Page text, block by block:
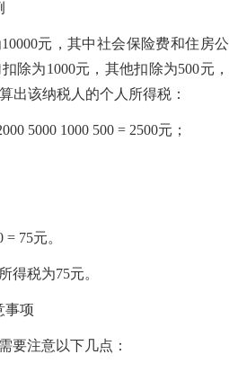
元，其中社会保险费和住房公
除为1000元，其他扣除为500元，
出该纳税人的个人所得税：
5000 1000 500 = 2500元；
75元。
得税为75元。
事项
要注意以下几点：